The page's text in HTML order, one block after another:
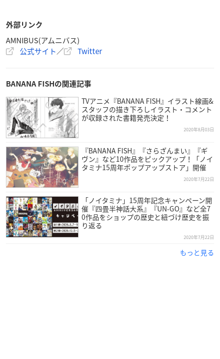
外部リンク
AMNIBUS(アムニバス)
公式サイト／ Twitter
BANANA FISHの関連記事
TVアニメ『BANANA FISH』イラスト線画&
スタッフの描き下ろしイラスト・コメント
が収録された書籍発売決定！
2020年8月03日
『BANANA FISH』『さらざんまい』『ギ
ヴン』など10作品をピックアップ！「ノイ
タミナ15周年ポップアップストア」開催
2020年7月22日
「ノイタミナ」15周年記念キャンペーン開
催『四畳半神話大系』『UN-GO』など全7
0作品をショップの歴史と紐づけ歴史を振
り返る
2020年7月22日
もっと見る